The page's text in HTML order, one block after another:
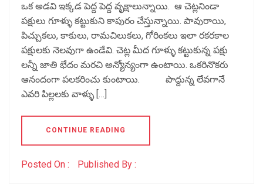
ఒక అడవి ఇక్కడ పెద్ద పెద్ద వృక్షాలున్నాయి. ఆ చెట్లనిండా
పక్షులు గూళ్ళు కట్టుకుని కాపురం చేస్తున్నాయి. పావురాయి,
పిచ్చుకలు, కాకులు, రామచిలుకలు, గోరింకలు ఇలా రకరకాల
పక్షులకు నెలవుగా ఉండేవి. చెట్ల మీద గూళ్ళు కట్టుకున్న పక్షు
లన్నీ జాతి భేదం మరచి అన్యోన్యంగా ఉంటాయి. ఒకరినొకరు
ఆనందంగా పలకరించు కుంటాయి. పొద్దున్న లేవగానే
ఎవరి పిల్లలకు వాళ్ళు […]
CONTINUE READING
Posted On : Published By :